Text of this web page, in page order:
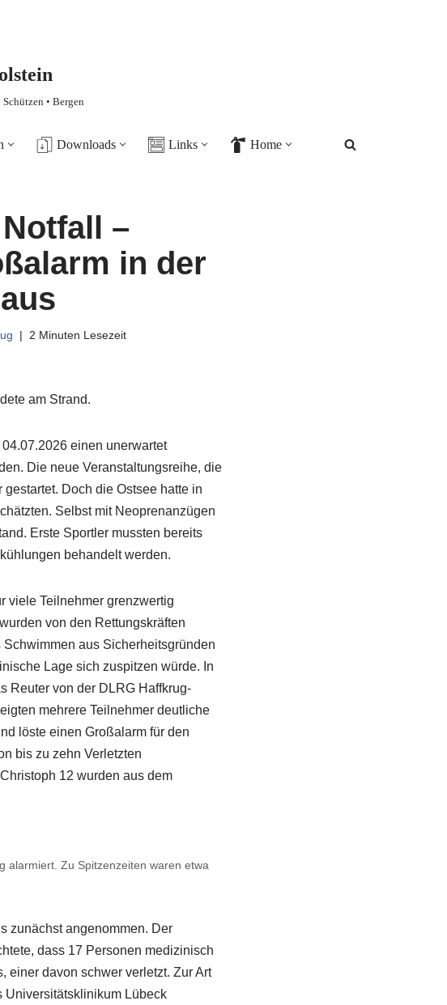
• Bergen
Downloads Links Home
–
in der
2 Minuten Lesezeit
am Strand.
einen unerwartet
Die neue Veranstaltungsreihe, die
Doch die Ostsee hatte in
Selbst mit Neoprenanzügen
Erste Sportler mussten bereits
behandelt werden.
viele Teilnehmer grenzwertig
von den Rettungskräften
aus Sicherheitsgründen
Lage sich zuspitzen würde. In
Reuter von der DLRG Haffkrug-
mehrere Teilnehmer deutliche
löste einen Großalarm für den
bis zu zehn Verletzten
12 wurden aus dem
alarmiert. Zu Spitzenzeiten waren etwa
zunächst angenommen. Der
dass 17 Personen medizinisch
einer davon schwer verletzt. Zur Art
Universitätsklinikum Lübeck